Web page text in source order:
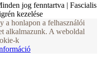
jog fenntartva | Fascialis
kezelése
a honlapon a felhasználói
alkalmazunk. A weboldal
k